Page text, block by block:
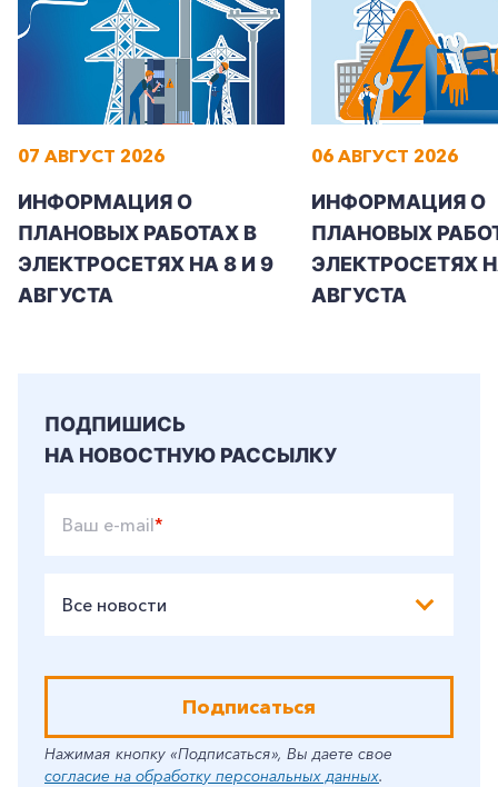
07 АВГУСТ 2026
ИНФОРМАЦИЯ О
ПЛАНОВЫХ РАБОТАХ В
ЭЛЕКТРОСЕТЯХ НА 8 И 9
АВГУСТА
06 АВГУСТ 2026
ИНФОРМАЦИЯ О
ПЛАНОВЫХ
ЭЛЕКТРОСЕТЯХ
АВГУСТА
ПОДПИШИСЬ
НА НОВОСТНУЮ РАССЫЛКУ
Ваш e-mail*
Все новости
Подписаться
Нажимая кнопку «Подписаться», Вы даете свое
согласие на обработку персональных данных.